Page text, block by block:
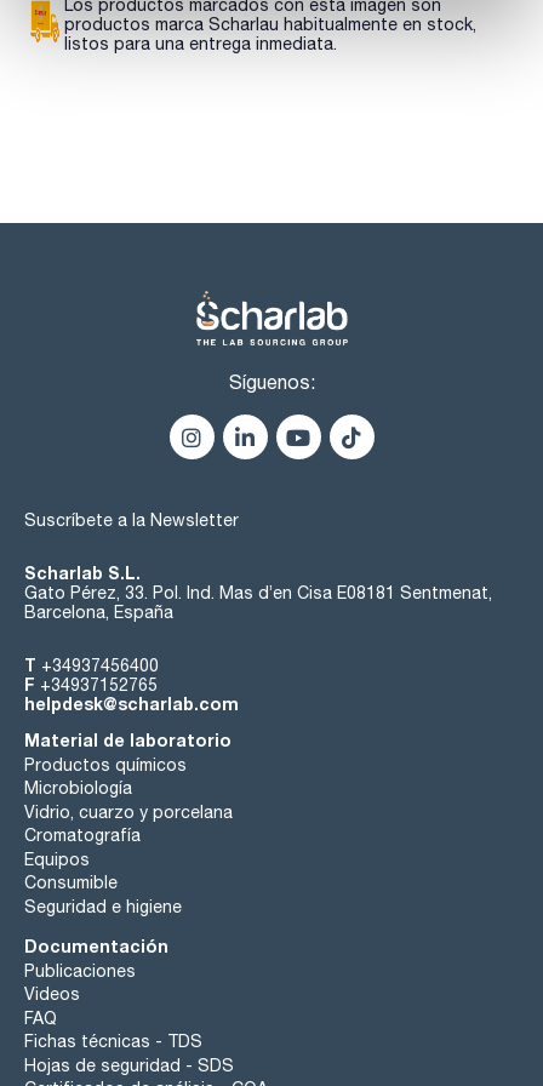
4,4'-DDD (TDE) 10ug/ml [72-54-8]
4,4'-DDE 10ug/ml [72-55-9]
Los productos marcados con esta imagen son
productos marca Scharlau habitualmente en stock,
listos para una entrega inmediata.
Síguenos:
Suscríbete a la Newsletter
Scharlab S.L.
Gato Pérez, 33. Pol. Ind. Mas d’en Cisa E08181 Sentmenat,
Barcelona, España
T +34937456400
F +34937152765
helpdesk@scharlab.com
Material de laboratorio
Productos químicos
Microbiología
Vidrio, cuarzo y porcelana
Cromatografía
Equipos
Consumible
Seguridad e higiene
Documentación
Publicaciones
Videos
FAQ
Fichas técnicas - TDS
Hojas de seguridad - SDS